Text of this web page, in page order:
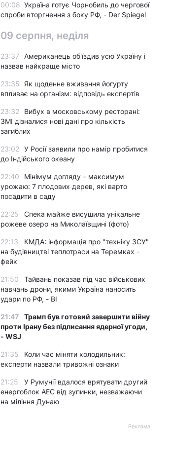
00:08 Україна готує Чорнобиль до чергової
спроби вторгнення з боку РФ, - Der Spiegel
09 серпня, неділя
23:37
Американець об'їздив усю Україну і
назвав найкраще місто
23:35 Як щоденне вживання йогурту
впливає на організм: відповідь експертів
23:32
Вибух в московському ресторані:
ЗМІ дізналися нові дані про кількість
загиблих
23:02
У Росії заявили про намір пробитися
до Індійського океану
22:40
Мінімум догляду – максимум
урожаю: 7 плодових дерев, які варто
посадити в саду
22:25
Спека майже висушила унікальне
рожеве озеро на Миколаївщині (фото)
22:13
КМДА: інформація про "техніку ЗСУ"
на будівництві теплотраси на Теремках -
фейк
21:50
Тайвань показав під час військових
навчань дрони, якими Україна наносить
удари по РФ, - BI
21:47
Трамп був готовий завершити війну
проти Ірану без підписання ядерної угоди,
- WSJ
21:35
Коли час міняти холодильник:
експерти назвали тривожні ознаки
21:25
У Румунії вдалося врятувати другий
енергоблок АЕС від зупинки, незважаючи
на міління Дунаю
Реклама